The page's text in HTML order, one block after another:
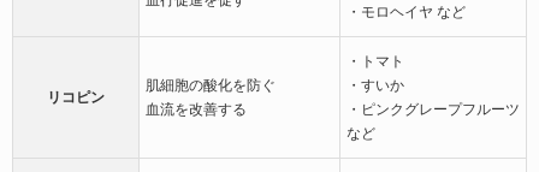
・モロヘイヤ など
リコピン
肌細胞の酸化を防ぐ
血流を改善する
・トマト
・すいか
・ピンクグレープフルーツ
など